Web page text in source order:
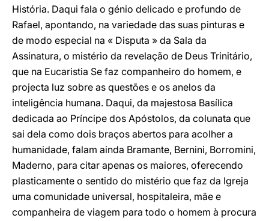
História. Daqui fala o génio delicado e profundo de
Rafael, apontando, na variedade das suas pinturas e
de modo especial na « Disputa » da Sala da
Assinatura, o mistério da revelação de Deus Trinitário,
que na Eucaristia Se faz companheiro do homem, e
projecta luz sobre as questões e os anelos da
inteligência humana. Daqui, da majestosa Basílica
dedicada ao Príncipe dos Apóstolos, da colunata que
sai dela como dois braços abertos para acolher a
humanidade, falam ainda Bramante, Bernini, Borromini,
Maderno, para citar apenas os maiores, oferecendo
plasticamente o sentido do mistério que faz da Igreja
uma comunidade universal, hospitaleira, mãe e
companheira de viagem para todo o homem à procura